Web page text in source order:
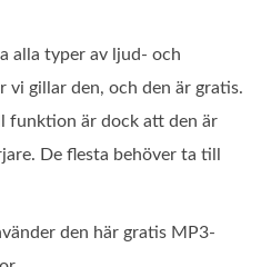
alla typer av ljud- och
vi gillar den, och den är gratis.
funktion är dock att den är
De flesta behöver ta till
den här gratis MP3-